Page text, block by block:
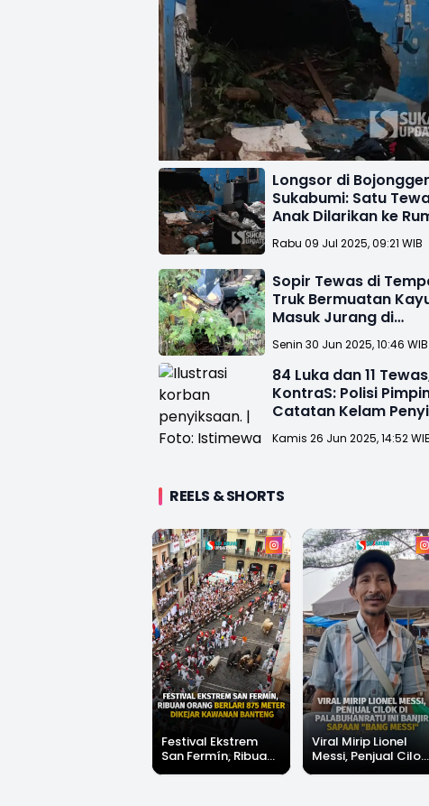
Longsor di
Sukabumi: Satu
Anak Dilarikan ke
Sakit
Rabu 09 Jul 2025, 09:21 WIB
Sopir Tewas di
Truk Bermuatan
Masuk Jurang di
Tegalbuleud
Senin 30 Jun 2025, 10:46 WIB
84 Luka dan 11
KontraS: Polisi
Catatan Kelam
Kamis 26 Jun 2025, 14:52
REELS & SHORTS
Festival Ekstrem
San Fermín, Ribuan
Orang Berlari 875
Viral Mirip Lionel
Messi, Penjual Cilok
di Palabuhanratu